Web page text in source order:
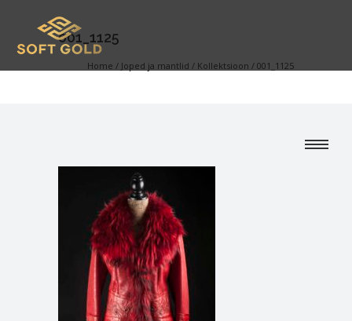
001_1125
Home / Joped ja mantlid / Kollektsioon / 001_1125